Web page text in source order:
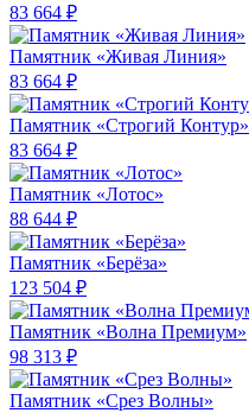
83 664 ₽
Памятник «Живая Линия»
83 664 ₽
Памятник «Строгий Контур»
83 664 ₽
Памятник «Лотос»
88 644 ₽
Памятник «Берёза»
123 504 ₽
Памятник «Волна Премиум»
98 313 ₽
Памятник «Срез Волны»